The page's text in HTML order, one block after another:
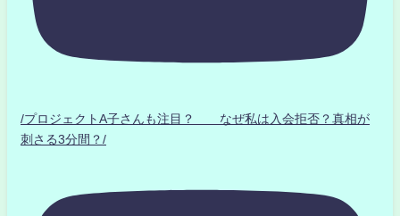
/プロジェクトA子さんも注目？ なぜ私は入会拒否？真相が
刺さる3分間？/